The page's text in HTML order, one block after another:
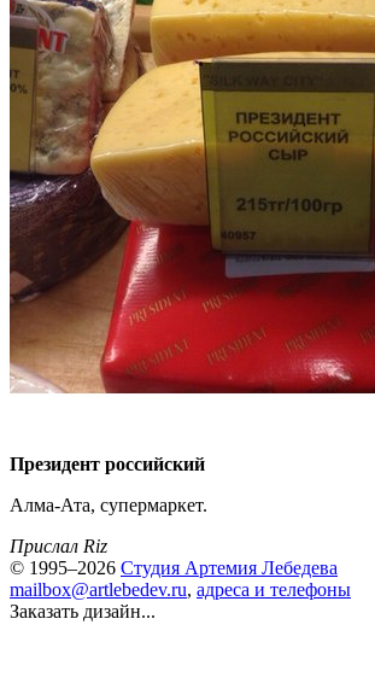
Президент российский
Алма-Ата, супермаркет.
Прислал Riz
© 1995–2026 Студия Артемия Лебедева
mailbox@artlebedev.ru, адреса и телефоны
Заказать дизайн...